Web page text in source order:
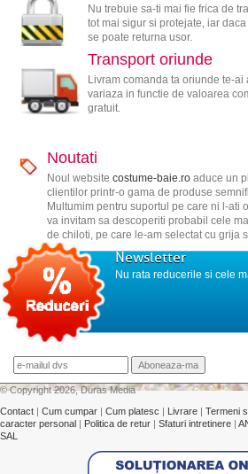
Nu trebuie sa-ti mai fie frica de
tot mai sigur si protejate, iar
se poate returna usor.
Transport oriunde
Livram comanda ta oriunde te-ai
variaza in functie de valoarea
gratuit.
Noutati
Noul website costume-baie.roaduce un
clientilor printr-o gama de produse
Multumim pentru suportul pe care ni l-ati
va invitam sa descoperiti probabil cele
de chiloti, pe care le-am selectat cu grija
Newsletter
Nu rata reducerile si cele
© Copyright 2026, Duras Media
Contact | Cum cumpar | Cum platesc | Livrare | Termeni
caracter personal | Politica de retur | Sfaturi intretinere |
SAL